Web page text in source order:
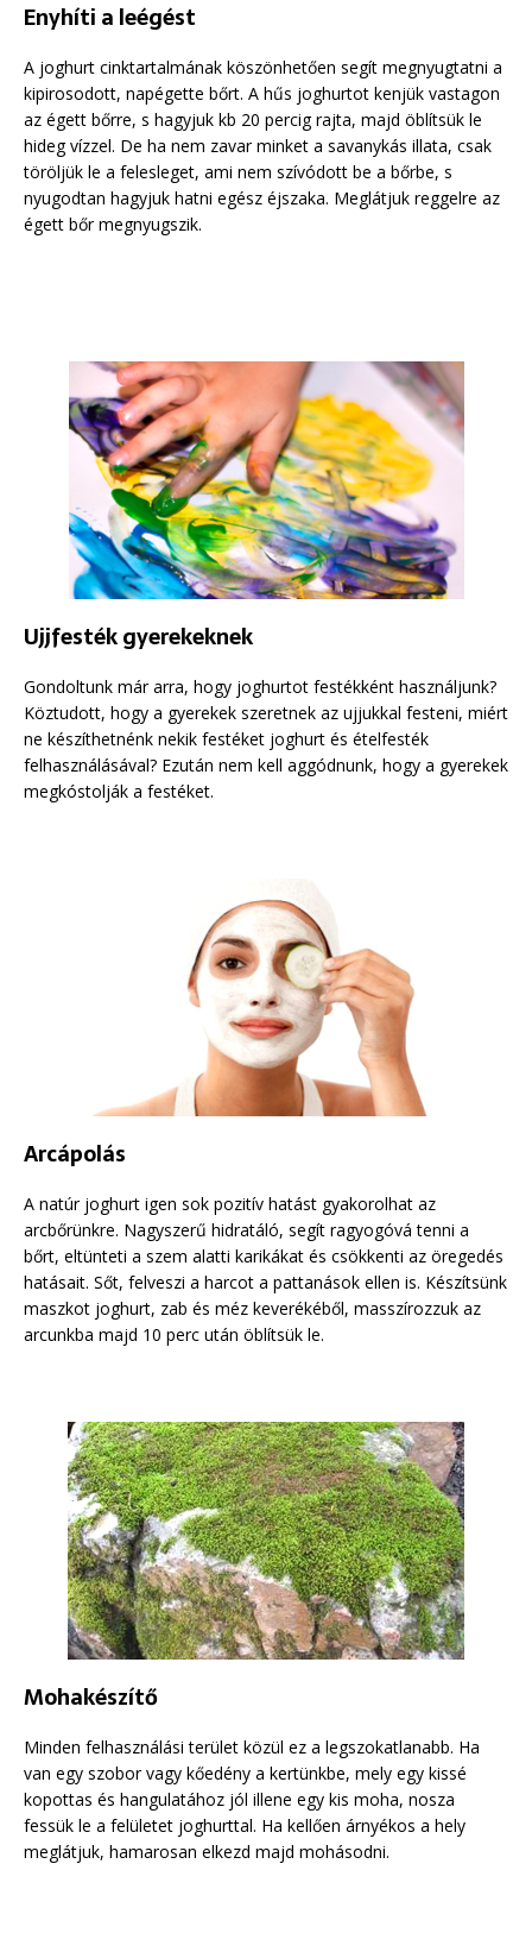
Enyhíti a leégést
A joghurt cinktartalmának köszönhetően segít megnyugtatni a
kipirosodott, napégette bőrt. A hűs joghurtot kenjük vastagon
az égett bőrre, s hagyjuk kb 20 percig rajta, majd öblítsük le
hideg vízzel. De ha nem zavar minket a savanykás illata, csak
töröljük le a felesleget, ami nem szívódott be a bőrbe, s
nyugodtan hagyjuk hatni egész éjszaka. Meglátjuk reggelre az
égett bőr megnyugszik.
Ujjfesték gyerekeknek
Gondoltunk már arra, hogy joghurtot festékként használjunk?
Köztudott, hogy a gyerekek szeretnek az ujjukkal festeni, miért
ne készíthetnénk nekik festéket joghurt és ételfesték
felhasználásával? Ezután nem kell aggódnunk, hogy a gyerekek
megkóstolják a festéket.
Arcápolás
A natúr joghurt igen sok pozitív hatást gyakorolhat az
arcbőrünkre. Nagyszerű hidratáló, segít ragyogóvá tenni a
bőrt, eltünteti a szem alatti karikákat és csökkenti az öregedés
hatásait. Sőt, felveszi a harcot a pattanások ellen is. Készítsünk
maszkot joghurt, zab és méz keverékéből, masszírozzuk az
arcunkba majd 10 perc után öblítsük le.
Mohakészítő
Minden felhasználási terület közül ez a legszokatlanabb. Ha
van egy szobor vagy kőedény a kertünkbe, mely egy kissé
kopottas és hangulatához jól illene egy kis moha, nosza
fessük le a felületet joghurttal. Ha kellően árnyékos a hely
meglátjuk, hamarosan elkezd majd mohásodni.